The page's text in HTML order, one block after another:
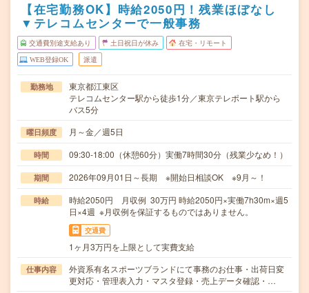
【在宅勤務OK】時給2050円！残業ほぼなし
▼テレコムセンターで一般事務
交通費別途支給あり 土日祝日が休み 在宅・リモート
WEB登録OK 派遣
勤務地
東京都江東区
テレコムセンター駅から徒歩1分／東京テレポート駅から
バス5分
曜日頻度 月～金／週5日
時間 09:30-18:00（休憩60分）実働7時間30分（残業少なめ！）
期間 2026年09月01日～長期 ※開始日相談OK ※9月～！
時給
時給2050円 月収例 30万円 時給2050円×実働7h30m×週5
日×4週 ※月収例を保証するものではありません。
交通費
1ヶ月3万円を上限として実費支給
仕事内容
外資系有名スポーツブランドにて事務のお仕事・出荷日変
更対応・管理表入力・マスタ登録・売上データ確認・…